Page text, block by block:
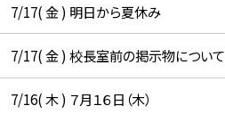
7/17( 金 ) 明日から夏休み
7/17( 金 ) 校長室前の掲示物について
7/16( 木 ) ７月１６日（木）